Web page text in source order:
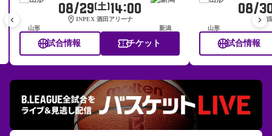
山形
08/29 (土)14:00
location_on INPEX 酒田アリーナ
新潟
sports_basketball試合情報 confirmation_numberチケット
山形
08/
location_on
sports_basketball試合情報
keyboard_arrow_left keyboard_arrow_right